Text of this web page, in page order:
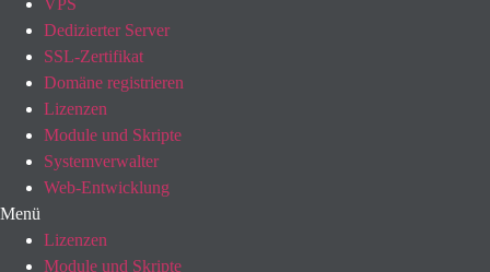
VPS
Dedizierter Server
SSL-Zertifikat
Domäne registrieren
Lizenzen
Module und Skripte
Systemverwalter
Web-Entwicklung
Menü
Lizenzen
Module und Skripte